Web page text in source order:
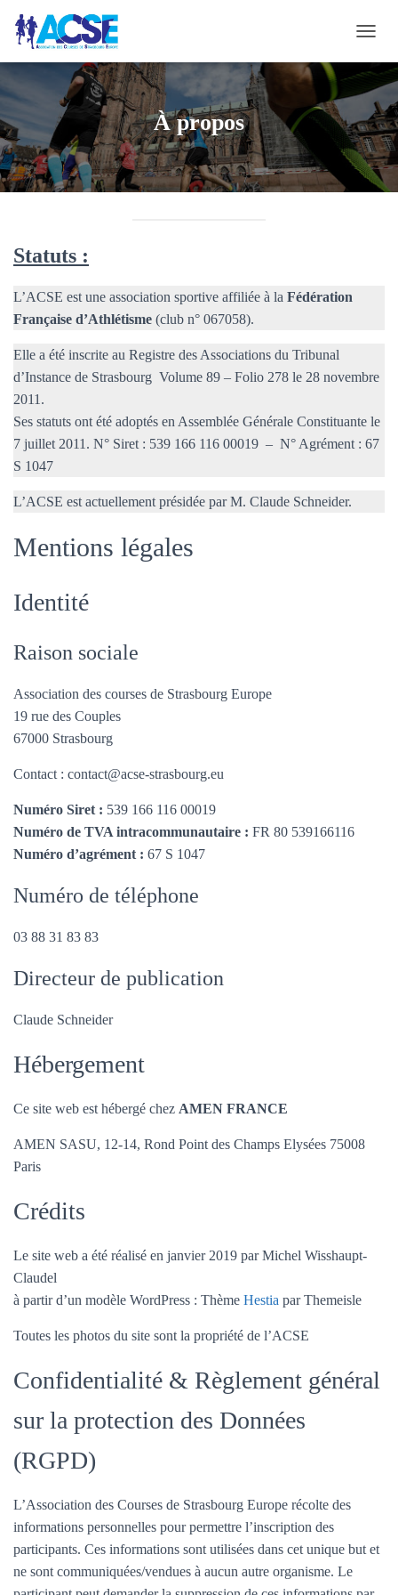
U
R
R
/
F
E
A
I
N
À propos
Statuts :
L’ACSE est une association sportive affiliée à la Fédération
Française d’Athlétisme (club n° 067058).
Elle a été inscrite au Registre des Associations du Tribunal
d’Instance de Strasbourg Volume 89 – Folio 278 le 28 novembre
2011.
Ses statuts ont été adoptés en Assemblée Générale Constituante le
7 juillet 2011. N° Siret : 539 166 116 00019 – N° Agrément : 67
S 1047
L’ACSE est actuellement présidée par M. Claude Schneider.
Mentions légales
Identité
Raison sociale
Association des courses de Strasbourg Europe
19 rue des Couples
67000 Strasbourg
Contact : contact@acse-strasbourg.eu
Numéro Siret : 539 166 116 00019
Numéro de TVA intracommunautaire : FR 80 539166116
Numéro d’agrément : 67 S 1047
Numéro de téléphone
03 88 31 83 83
Directeur de publication
Claude Schneider
Hébergement
Ce site web est hébergé chez AMEN FRANCE
AMEN SASU, 12-14, Rond Point des Champs Elysées 75008
Paris
Crédits
Le site web a été réalisé en janvier 2019 par Michel Wisshaupt-
Claudel
à partir d’un modèle WordPress : Thème Hestia par Themeisle
Toutes les photos du site sont la propriété de l’ACSE
Confidentialité & Règlement général
sur la protection des Données
(RGPD)
L’Association des Courses de Strasbourg Europe récolte des
informations personnelles pour permettre l’inscription des
participants. Ces informations sont utilisées dans cet unique but et
ne sont communiquées/vendues à aucun autre organisme. Le